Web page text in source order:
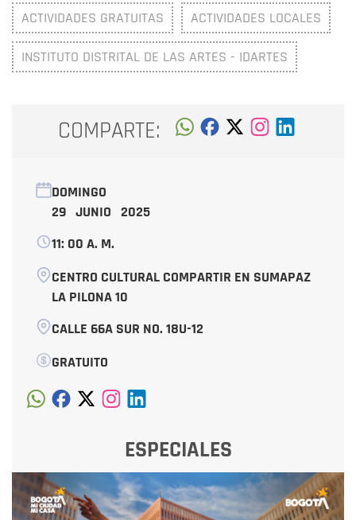
ACTIVIDADES GRATUITAS ACTIVIDADES LOCALES
INSTITUTO DISTRITAL DE LAS ARTES - IDARTES
COMPARTE:
DOMINGO
29 JUNIO 2025
11: 00 A. M.
CENTRO CULTURAL COMPARTIR EN SUMAPAZ
LA PILONA 10
CALLE 66A SUR NO. 18U-12
GRATUITO
ESPECIALES